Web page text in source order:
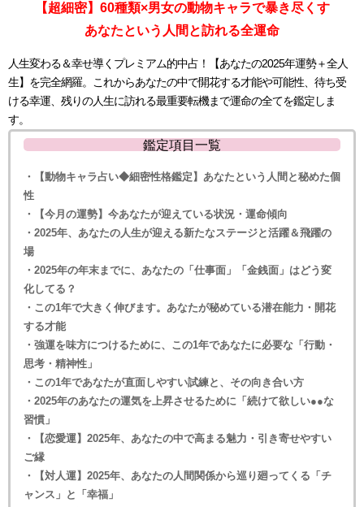
【超細密】60種類×男女の動物キャラで暴き尽くす
あなたという人間と訪れる全運命
人生変わる＆幸せ導くプレミアム的中占！【あなたの2025年運勢＋全人
生】を完全網羅。これからあなたの中で開花する才能や可能性、待ち受
ける幸運、残りの人生に訪れる最重要転機まで運命の全てを鑑定しま
す。
鑑定項目一覧
・【動物キャラ占い◆細密性格鑑定】あなたという人間と秘めた個
性
・【今月の運勢】今あなたが迎えている状況・運命傾向
・2025年、あなたの人生が迎える新たなステージと活躍＆飛躍の
場
・2025年の年末までに、あなたの「仕事面」「金銭面」はどう変
化してる？
・この1年で大きく伸びます。あなたが秘めている潜在能力・開花
する才能
・強運を味方につけるために、この1年であなたに必要な「行動・
思考・精神性」
・この1年であなたが直面しやすい試練と、その向き合い方
・2025年のあなたの運気を上昇させるために「続けて欲しい●●な
習慣」
・【恋愛運】2025年、あなたの中で高まる魅力・引き寄せやすい
ご縁
・【対人運】2025年、あなたの人間関係から巡り廻ってくる「チ
ャンス」と「幸福」